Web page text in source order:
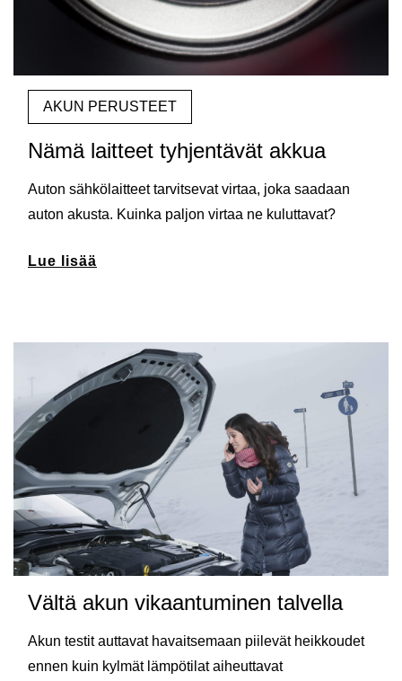
AKUN PERUSTEET
Nämä laitteet tyhjentävät akkua
Auton sähkölaitteet tarvitsevat virtaa, joka saadaan
auton akusta. Kuinka paljon virtaa ne kuluttavat?
Lue lisää
Vältä akun vikaantuminen talvella
Akun testit auttavat havaitsemaan piilevät heikkoudet
ennen kuin kylmät lämpötilat aiheuttavat